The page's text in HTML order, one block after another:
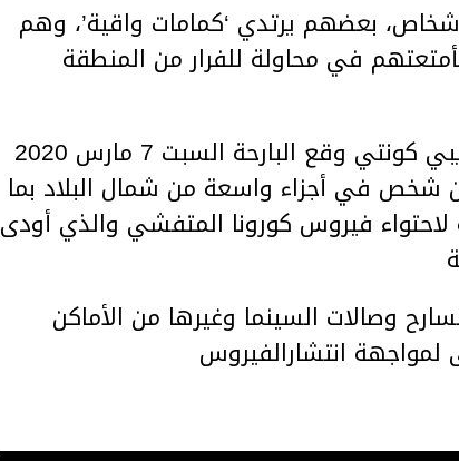
بعضهم يرتدي ‘كمامات واقية’، وهم
في محاولة للفرار من المنطقة
يذكر ان رئيس الحكومة الإيطالية جوزيبي كونتي وقع البارحة السبت 7 مارس 2020
بموجبه عزل نحو 15 مليون شخص في أجزاء واسعة من شمال البلاد بما
فيروس كورونا المتفشي والذي أودى
وصالات السينما وغيرها من الأماكن
انتشارالفيروس